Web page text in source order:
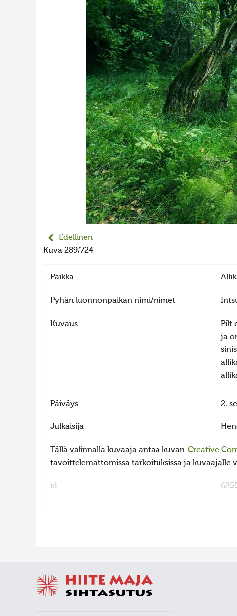
Edellinen
Kuva 289/724
Paikka
Pyhän luonnonpaikan nimi/nimet
Kuvaus
Pilt
ja
Päiväys 2.
Julkaisija
Tällä valinnalla kuvaaja antaa kuvan Creative
tavoittelemattomissa tarkoituksissa ja kuvaajalle
id